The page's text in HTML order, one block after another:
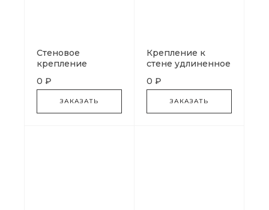
Стеновое
крепление
0 ₽
ЗАКАЗАТЬ
Крепление к
стене удлиненное
0 ₽
ЗАКАЗАТЬ